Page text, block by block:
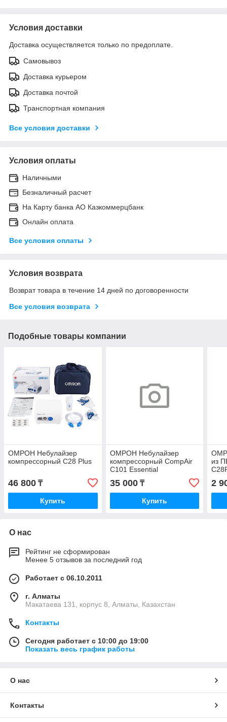
Условия доставки
Доставка осуществляется только по предоплате.
Самовывоз
Доставка курьером
Доставка почтой
Транспортная компания
Все условия доставки
Условия оплаты
Наличными
Безналичный расчет
На Карту банка АО Казкоммерцбанк
Онлайн оплата
Все условия оплаты
Условия возврата
Возврат товара в течение 14 дней по договоренности
Все условия возврата
Подобные товары компании
ОМРОН Небулайзер
компрессорный С28 Plus
46 800 ₸
Купить
ОМРОН Небулайзер
компрессорный CompAir
C101 Essential
35 000₸
Купить
из
2
О нас
Рейтинг не сформирован
Менее 5 отзывов за последний год
Работает с 06.10.2011
г. Алматы
Макатаева 131, корпус 8, Алматы, Казахстан
Контакты
Сегодня работает с 10:00 до 19:00
Показать весь график работы
О нас
Контакты